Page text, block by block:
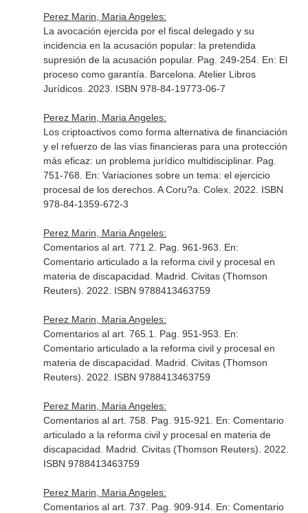
Perez Marin, Maria Angeles:
La avocación ejercida por el fiscal delegado y su
incidencia en la acusación popular: la pretendida
supresión de la acusación popular. Pag. 249-254. En: El
proceso como garantía . Barcelona. Atelier Libros
Jurídicos. 2023. ISBN 978-84-19773-06-7
Perez Marin, Maria Angeles:
Los criptoactivos como forma alternativa de financiación
y el refuerzo de las vías financieras para una protección
más eficaz: un problema jurídico multidisciplinar. Pag.
751-768. En: Variaciones sobre un tema: el ejercicio
procesal de los derechos. A Coru?a. Colex. 2022. ISBN
978-84-1359-672-3
Perez Marin, Maria Angeles:
Comentarios al art. 771.2. Pag. 961-963. En:
Comentario articulado a la reforma civil y procesal en
materia de discapacidad . Madrid. Civitas (Thomson
Reuters). 2022. ISBN 9788413463759
Perez Marin, Maria Angeles:
Comentarios al art. 765.1. Pag. 951-953. En:
Comentario articulado a la reforma civil y procesal en
materia de discapacidad . Madrid. Civitas (Thomson
Reuters). 2022. ISBN 9788413463759
Perez Marin, Maria Angeles:
Comentarios al art. 758. Pag. 915-921. En: Comentario
articulado a la reforma civil y procesal en materia de
discapacidad . Madrid. Civitas (Thomson Reuters). 2022.
ISBN 9788413463759
Perez Marin, Maria Angeles:
Comentarios al art. 737. Pag. 909-914. En: Comentario